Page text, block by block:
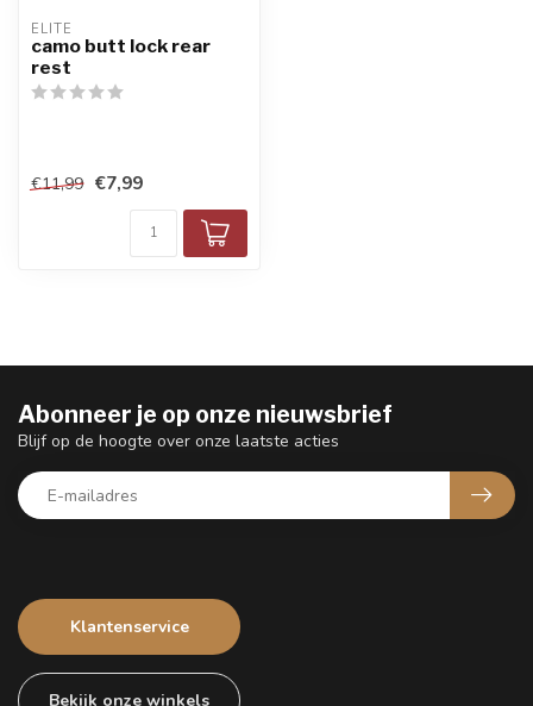
ELITE
camo butt lock rear
rest
€11,99 €7,99
Klantenservice
Bekijk onze winkels
Abonneer je op onze nieuwsbrief
Blijf op de hoogte over onze laatste acties